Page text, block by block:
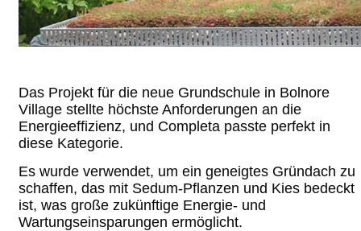
Das Projekt für die neue Grundschule in Bolnore
Village stellte höchste Anforderungen an die
Energieeffizienz, und Completa passte perfekt in
diese Kategorie.
Es wurde verwendet, um ein geneigtes Gründach zu
schaffen, das mit Sedum-Pflanzen und Kies bedeckt
ist, was große zukünftige Energie- und
Wartungseinsparungen ermöglicht.